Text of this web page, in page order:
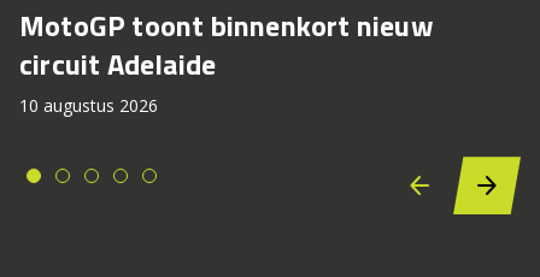
MotoGP toont binnenkort nieuw
circuit Adelaide
10 augustus 2026